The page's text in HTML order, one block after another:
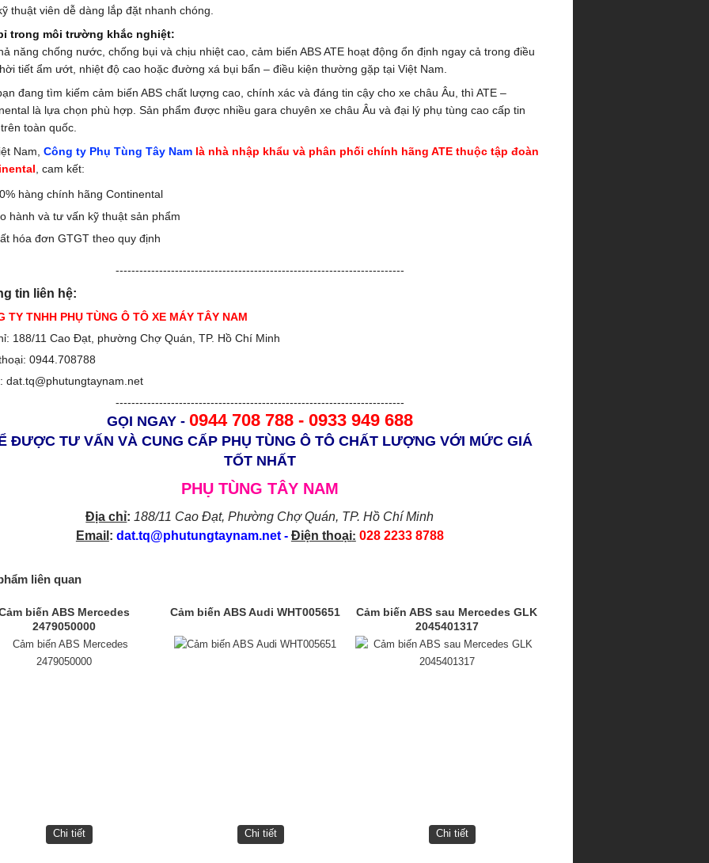
thuật viên dễ dàng lắp đặt nhanh chóng.
trong môi trường khắc nghiệt:
năng chống nước, chống bụi và chịu nhiệt cao, cảm biến ABS ATE hoạt động ổn định ngay cả trong điều
tiết ẩm ướt, nhiệt độ cao hoặc đường xá bụi bẩn – điều kiện thường gặp tại Việt Nam.
đang tìm kiếm cảm biến ABS chất lượng cao, chính xác và đáng tin cậy cho xe châu Âu, thì ATE –
là lựa chọn phù hợp. Sản phẩm được nhiều gara chuyên xe châu Âu và đại lý phụ tùng cao cấp tin
toàn quốc.
Nam,Công ty Phụ Tùng Tây Nam là nhà nhập khẩu và phân phối chính hãng ATE thuộc tập đoàn
, cam kết:
hàng chính hãng Continental
hành và tư vấn kỹ thuật sản phẩm
hóa đơn GTGT theo quy định
-------------------------------------------------------------------------
tin liên hệ:
TY TNHH PHỤ TÙNG Ô TÔ XE MÁY TÂY NAM
188/11 Cao Đạt, phường Chợ Quán, TP. Hồ Chí Minh
0944.708788
dat.tq@phutungtaynam.net
-------------------------------------------------------------------------
GỌI NGAY - 0944 708 788 - 0933 949 688
ĐƯỢC TƯ VẤN VÀ CUNG CẤP PHỤ TÙNG Ô TÔ CHẤT LƯỢNG VỚI MỨC GIÁ
TỐT NHẤT
PHỤ TÙNG TÂY NAM
Địa chỉ: 188/11 Cao Đạt, Phường Chợ Quán, TP. Hồ Chí Minh
Email : dat.tq@phutungtaynam.net - Điện thoại: 028 2233 8788
liên quan
biến ABS Mercedes
2479050000
Chi tiết
Cảm biến ABS Audi WHT005651
Chi tiết
Cảm biến ABS sau Mercedes GLK
2045401317
Chi tiết